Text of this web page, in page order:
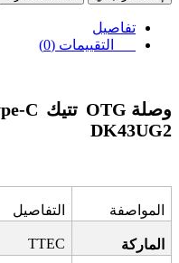
تفاصيل
التقييمات (0)
وصلة OTG تتيك
2
DK43UG
المواصفة التفاصيل
الماركة TTEC